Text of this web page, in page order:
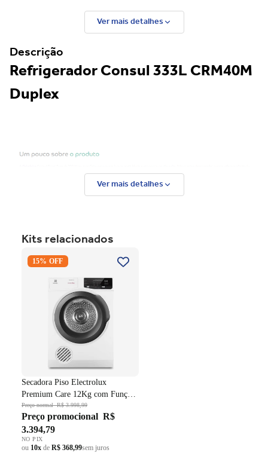
Ver mais detalhes
Descrição
Refrigerador Consul 333L CRM40M
Duplex
Ver mais detalhes
Kits relacionados
Secadora Piso Electrolux
Premium Care 12Kg com
Branco 220V
15% OFF
Secadora Piso Electrolux
Premium Care 12Kg com Função
AutoSense SFP12 Branco 220V
Preço normalR$ 3.998,99
Preço promocional R$
3.394,79
NO PIX
ou 10x de R$ 368,99sem juros